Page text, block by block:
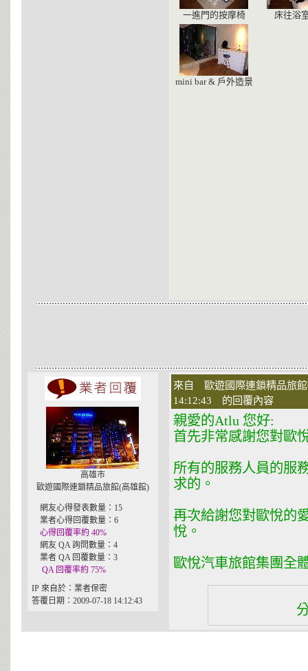
一進門的按摩椅 床往浴
mini bar & 戶外造景
高雄市
歐遊國際連鎖精品旅館(高雄館)
網友心得發表數量：15
業者心得回覆數量：6
心得回覆率約 40%
網友 QA 詢問數量：4
業者 QA 回覆數量：3
QA 回覆率約 75%
IP 來自於：業者保密
答覆日期：2009-07-18 14:12:43
來自 歐遊國際連鎖精品
14:12:43 的回覆內容
親愛的Atlu 您好:
首先非常感謝您對歐
所有的服務人員的服
求的。
再次給謝您對歐悅的
悅。
歐悅汽車旅館集團全